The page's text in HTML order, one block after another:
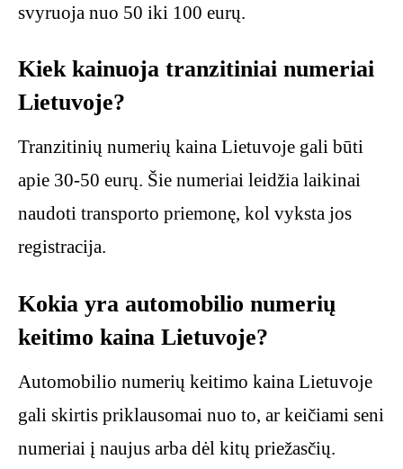
svyruoja nuo 50 iki 100 eurų.
Kiek kainuoja tranzitiniai numeriai
Lietuvoje?
Tranzitinių numerių kaina Lietuvoje gali būti
apie 30-50 eurų. Šie numeriai leidžia laikinai
naudoti transporto priemonę, kol vyksta jos
registracija.
Kokia yra automobilio numerių
keitimo kaina Lietuvoje?
Automobilio numerių keitimo kaina Lietuvoje
gali skirtis priklausomai nuo to, ar keičiami seni
numeriai į naujus arba dėl kitų priežasčių.